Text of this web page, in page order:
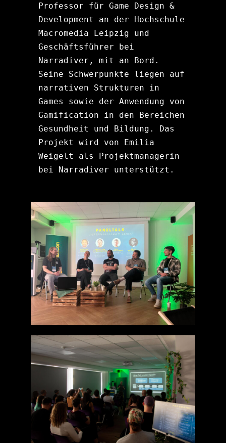
Professor für Game Design &
Development an der Hochschule
Macromedia Leipzig und
Geschäftsführer bei
Narradiver, mit an Bord.
Seine Schwerpunkte liegen auf
narrativen Strukturen in
Games sowie der Anwendung von
Gamification in den Bereichen
Gesundheit und Bildung. Das
Projekt wird von Emilia
Weigelt als Projektmanagerin
bei Narradiver unterstützt.